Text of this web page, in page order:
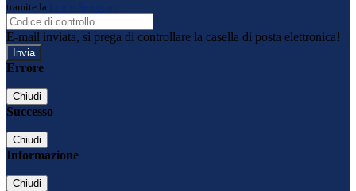
tramite la
Login Spaggiari
E-mail inviata, si prega di controllare la casella di posta elettronica!
Errore
Chiudi
Successo
Chiudi
Informazione
Chiudi